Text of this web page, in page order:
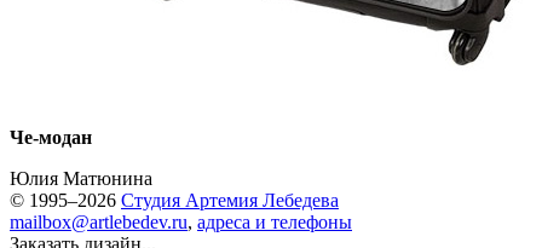
Че-модан
Юлия Матюнина
© 1995–2026 Студия Артемия Лебедева
mailbox@artlebedev.ru, адреса и телефоны
Заказать дизайн...